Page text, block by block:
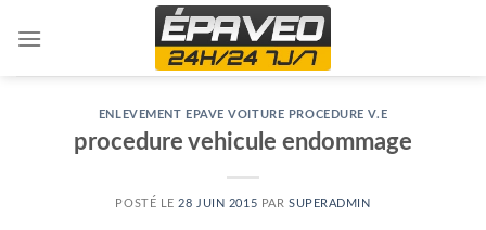
ENLEVEMENT EPAVE VOITURE PROCEDURE V.E
procedure vehicule endommage
POSTÉ LE 28 JUIN 2015 PAR SUPERADMIN